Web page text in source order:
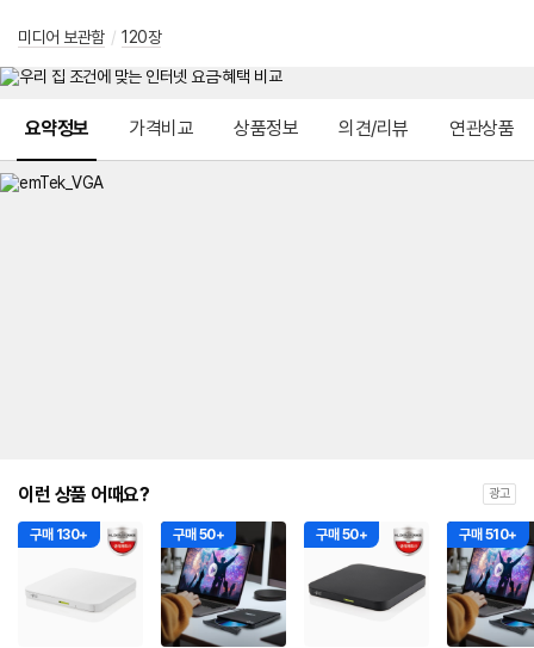
미디어 보관함 / 120장
요약정보 가격비교 상품정보 의견/리뷰 연관상품
이런 상품 어때요? 광고
구매 130+ 구매 50+ 구매 50+ 구매 510+